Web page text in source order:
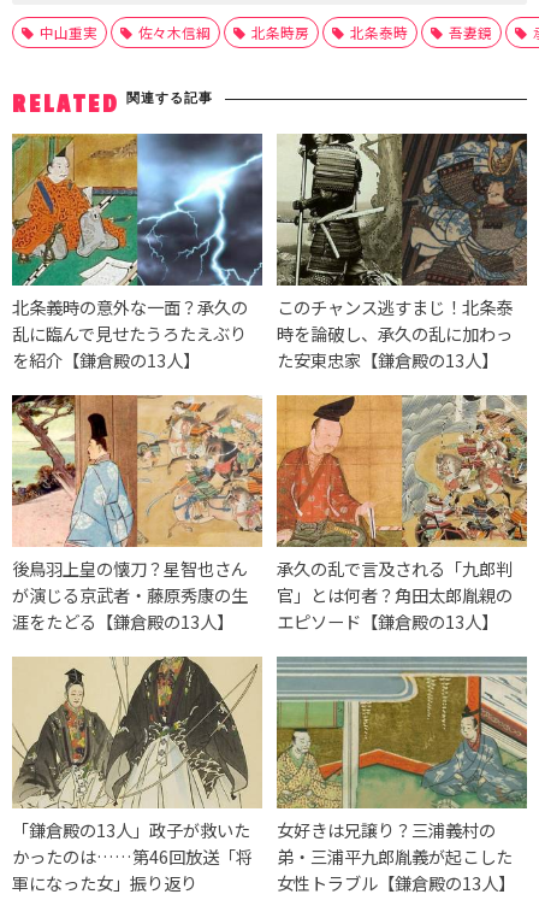
中山重実 佐々木信綱 北条時房 北条泰時 吾妻鏡
RELATED 関連する記事
北条義時の意外な一面？承久の
乱に臨んで見せたうろたえぶり
を紹介【鎌倉殿の13人】
このチャンス逃すまじ！北条泰
時を論破し、承久の乱に加わっ
た安東忠家【鎌倉殿の13人】
後鳥羽上皇の懐刀？星智也さん
が演じる京武者・藤原秀康の生
涯をたどる【鎌倉殿の13人】
承久の乱で言及される「九郎判
官」とは何者？角田太郎胤親の
エピソード【鎌倉殿の13人】
「鎌倉殿の13人」政子が救いた
かったのは……第46回放送「将
軍になった女」振り返り
女好きは兄譲り？三浦義村の
弟・三浦平九郎胤義が起こした
女性トラブル【鎌倉殿の13人】